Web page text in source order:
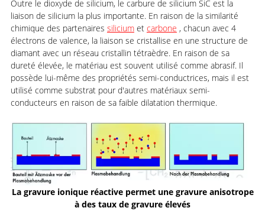
Outre le dioxyde de silicium, le carbure de silicium SiC est la
liaison de silicium la plus importante. En raison de la similarité
chimique des partenaires siliciumet carbone , chacun avec 4
électrons de valence, la liaison se cristallise en une structure de
diamant avec un réseau cristallin tétraèdre. En raison de sa
dureté élevée, le matériau est souvent utilisé comme abrasif. Il
possède lui-même des propriétés semi-conductrices, mais il est
utilisé comme substrat pour d'autres matériaux semi-
conducteurs en raison de sa faible dilatation thermique.
La gravure ionique réactive permet une gravure anisotrope
à des taux de gravure élevés